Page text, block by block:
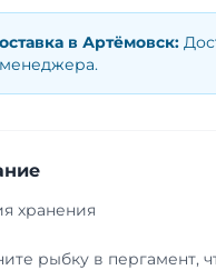
в Артёмовск:
хранения
рыбку в пергамент,